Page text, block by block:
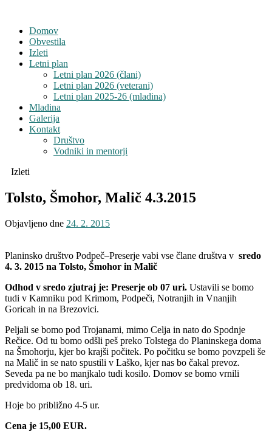
Domov
Obvestila
Izleti
Letni plan
Letni plan 2026 (člani)
Letni plan 2026 (veterani)
Letni plan 2025-26 (mladina)
Mladina
Galerija
Kontakt
Društvo
Vodniki in mentorji
Izleti
Tolsto, Šmohor, Malič 4.3.2015
Objavljeno dne 24. 2. 2015
Planinsko društvo Podpeč–Preserje vabi vse člane društva v sredo
4. 3. 2015 na Tolsto, Šmohor in Malič
Odhod v sredo zjutraj je: Preserje ob 07 uri. Ustavili se bomo
tudi v Kamniku pod Krimom, Podpeči, Notranjih in Vnanjih
Goricah in na Brezovici.
Peljali se bomo pod Trojanami, mimo Celja in nato do Spodnje
Rečice. Od tu bomo odšli peš preko Tolstega do Planinskega doma
na Šmohorju, kjer bo krajši počitek. Po počitku se bomo povzpeli še
na Malič in se nato spustili v Laško, kjer nas bo čakal prevoz.
Seveda pa ne bo manjkalo tudi kosilo. Domov se bomo vrnili
predvidoma ob 18. uri.
Hoje bo približno 4-5 ur.
Cena je 15,00 EUR.